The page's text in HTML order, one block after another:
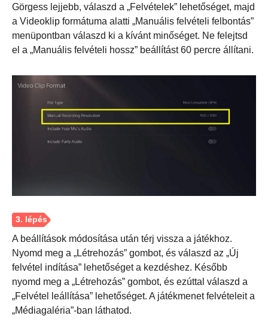
Görgess lejjebb, válaszd a „Felvételek” lehetőséget, majd
a Videoklip formátuma alatti „Manuális felvételi felbontás”
menüpontban válaszd ki a kívánt minőséget. Ne felejtsd
el a „Manuális felvételi hossz” beállítást 60 percre állítani.
A beállítások módosítása után térj vissza a játékhoz.
Nyomd meg a „Létrehozás” gombot, és válaszd az „Új
felvétel indítása” lehetőséget a kezdéshez. Később
nyomd meg a „Létrehozás” gombot, és ezúttal válaszd a
„Felvétel leállítása” lehetőséget. A játékmenet felvételeit a
„Médiagaléria”-ban láthatod.